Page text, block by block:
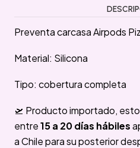
Preventa carcasa Airpods
Material: Silicona
Tipo: cobertura completa
🛫 Producto importado,
entre15 a 20 días hábiles
a Chile para su posterior